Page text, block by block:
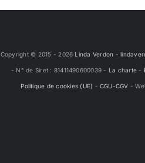
Copyright © 2015 - 2026 Linda Verdon -
- N° de Siret : 81411490600039 - La charte -
Politique de cookies (UE) -CGU-CGV -